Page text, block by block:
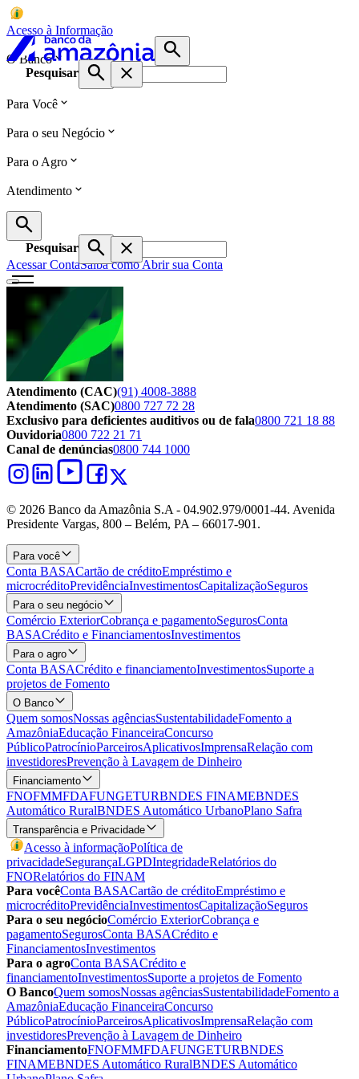
Acesso à Informação
O Banco
Pesquisar
Para Você
Para o seu Negócio
Para o Agro
Atendimento
Pesquisar
Acessar ContaSaiba como Abrir sua Conta
Atendimento (CAC)(91) 4008-3888
Atendimento (SAC)0800 727 72 28
Exclusivo para deficientes auditivos ou de fala0800 721 18 88
Ouvidoria0800 722 21 71
Canal de denúncias0800 744 1000
© 2026 Banco da Amazônia S.A - 04.902.979/0001‐44. Avenida
Presidente Vargas, 800 – Belém, PA – 66017-901.
Para você
Conta BASACartão de créditoEmpréstimo e
microcréditoPrevidênciaInvestimentosCapitalizaçãoSeguros
Para o seu negócio
Comércio ExteriorCobrança e pagamentoSegurosConta
BASACrédito e FinanciamentosInvestimentos
Para o agro
Conta BASACrédito e financiamentoInvestimentosSuporte a
projetos de Fomento
O Banco
Quem somosNossas agênciasSustentabilidadeFomento a
AmazôniaEducação FinanceiraConcurso
PúblicoPatrocínioParceirosAplicativosImprensaRelação com
investidoresPrevenção à Lavagem de Dinheiro
Financiamento
FNOFMMFDAFUNGETURBNDES FINAMEBNDES
Automático RuralBNDES Automático UrbanoPlano Safra
Transparência e Privacidade
Acesso à informaçãoPolítica de
privacidadeSegurançaLGPDIntegridadeRelatórios do
FNORelatórios do FINAM
Para vocêConta BASACartão de créditoEmpréstimo e
microcréditoPrevidênciaInvestimentosCapitalizaçãoSeguros
Para o seu negócioComércio ExteriorCobrança e
pagamentoSegurosConta BASACrédito e
FinanciamentosInvestimentos
Para o agroConta BASACrédito e
financiamentoInvestimentosSuporte a projetos de Fomento
O BancoQuem somosNossas agênciasSustentabilidadeFomento a
AmazôniaEducação FinanceiraConcurso
PúblicoPatrocínioParceirosAplicativosImprensaRelação com
investidoresPrevenção à Lavagem de Dinheiro
FinanciamentoFNOFMMFDAFUNGETURBNDES
FINAMEBNDES Automático RuralBNDES Automático